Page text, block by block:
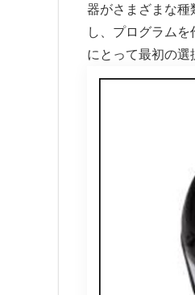
器がさまざまな種
し、プログラム
にとって最初の選